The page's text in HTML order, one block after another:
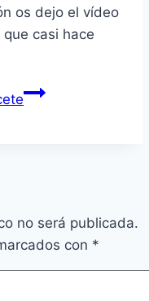
os dejo el ví­deo
casi hace
no será publicada.
con *